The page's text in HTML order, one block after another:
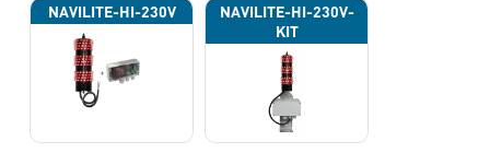
NAVILITE-HI-230V
NAVILITE-HI-230V-
KIT